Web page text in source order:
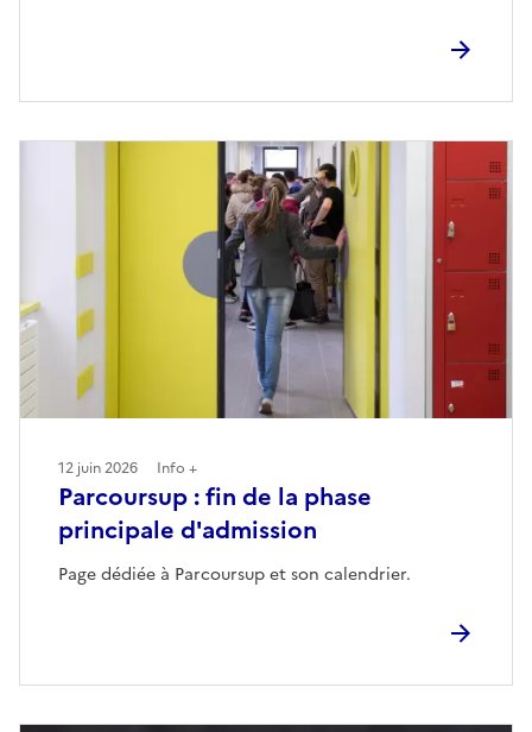
Parcoursup : fin de la phase
principale d'admission
Page dédiée à Parcoursup et son calendrier.
12 juin 2026 Info +